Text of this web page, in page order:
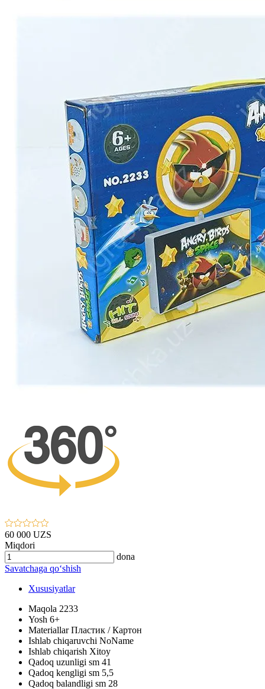
60 000 UZS
Miqdori
dona
Savatchaga qo‘shish
Xususiyatlar
Maqola 2233
Yosh 6+
MateriallarПластик / Картон
Ishlab chiqaruvchi NoName
Ishlab chiqarish Xitoy
Qadoq uzunligi sm 41
Qadoq kengligi sm 5,5
Qadoq balandligi sm 28